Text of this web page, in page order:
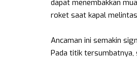
dapat menembakkan
roket saat kapal
Ancaman ini semakin
Pada titik